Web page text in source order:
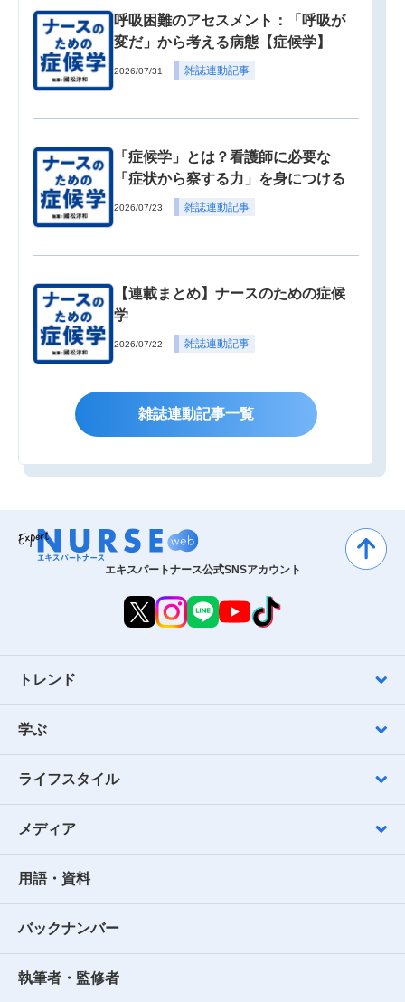
呼吸困難のアセスメント：「呼吸が
変だ」から考える病態【症候学】
2026/07/31 雑誌連動記事
「症候学」とは？看護師に必要な
「症状から察する力」を身につける
2026/07/23 雑誌連動記事
【連載まとめ】ナースのための症候
学
2026/07/22 雑誌連動記事
雑誌連動記事一覧
エキスパートナース公式SNSアカウント
トレンド
学ぶ
ライフスタイル
メディア
用語・資料
バックナンバー
執筆者・監修者